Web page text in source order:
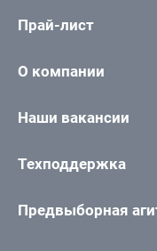
Прай-лист
О компании
Наши вакансии
Техподдержка
Предвыборная